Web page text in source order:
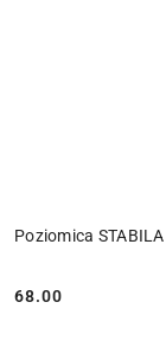
Poziomica
Cena:
68.00